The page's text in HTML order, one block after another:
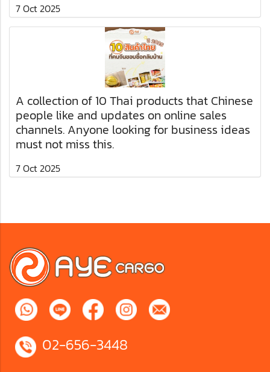
7 Oct 2025
A collection of 10 Thai products that Chinese
people like and updates on online sales
channels. Anyone looking for business ideas
must not miss this.
7 Oct 2025
02-656-3448